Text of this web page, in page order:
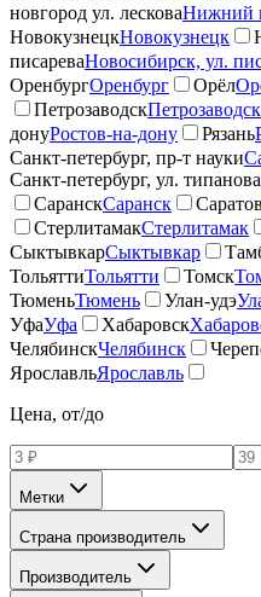
новгород ул. лесковаНижний
НовокузнецкНовокузнецк
писареваНовосибирск, ул.
ОренбургОренбург Орёл
ПетрозаводскПетрозаводск
донуРостов-на-дону Рязань
Санкт-петербург, пр-т науки
Санкт-петербург, ул. типанова
СаранскСаранск Саратов
СтерлитамакСтерлитамак
СыктывкарСыктывкар
ТольяттиТольятти Томск
ТюменьТюмень Улан-удэ
УфаУфа Хабаровск
ЧелябинскЧелябинск
ЯрославльЯрославль
Цена, от/до
Метки
Страна производитель
Производитель